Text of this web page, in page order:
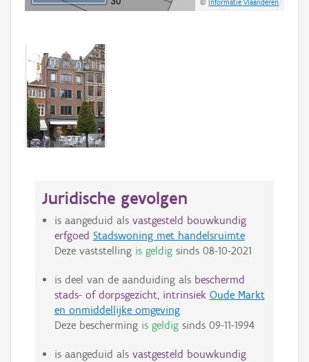
©Informatie Vlaanderen
Juridische gevolgen
is aangeduid als vastgesteld bouwkundig
erfgoed Stadswoning met handelsruimte
Deze vaststelling is geldigsinds 08-10-2021
is deel van de aanduiding als beschermd
stads- of dorpsgezicht, intrinsiek Oude Markt
en onmiddellijke omgeving
Deze bescherming is geldigsinds 09-11-1994
is aangeduid als vastgesteld bouwkundig